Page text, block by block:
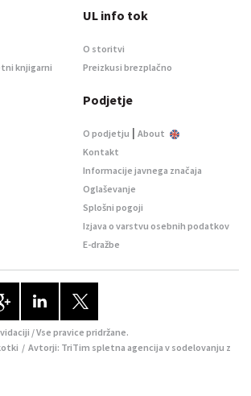
knjigarni
UL info tok
O storitvi
Preizkusi brezplačno
Podjetje
O podjetju | About
Kontakt
Informacije javnega značaja
Oglaševanje
Splošni pogoji
Izjava o varstvu osebnih podatkov
E-dražbe
/ Vse pravice pridržane.
/ Avtorji: TriTim spletna agencija v sodelovanju z